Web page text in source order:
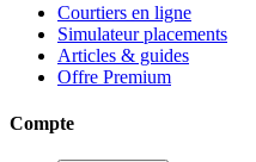
Courtiers en ligne
Simulateur placements
Articles & guides
Offre Premium
Compte